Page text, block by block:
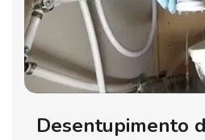
Desentupimento